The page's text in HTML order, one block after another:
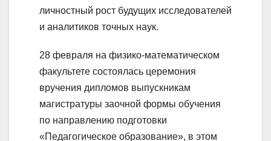
личностный рост будущих исследователей
и аналитиков точных наук.
28 февраля на физико-математическом
факультете состоялась церемония
вручения дипломов выпускникам
магистратуры заочной формы обучения
по направлению подготовки
«Педагогическое образование», в этом